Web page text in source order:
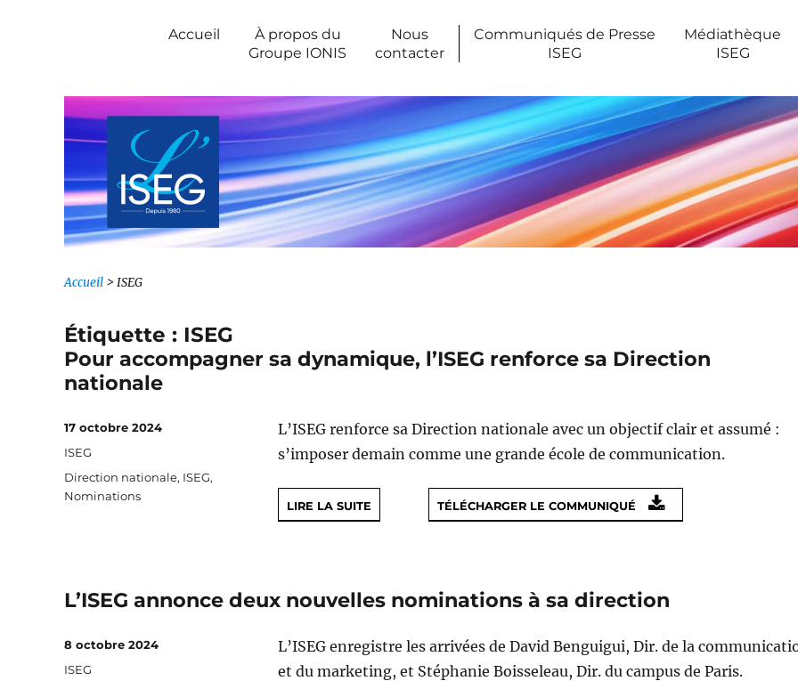
Accueil
À propos du
Groupe IONIS
Nous
contacter
Communiqués de Presse
ISEG
Médiathèque
ISEG
Accueil > ISEG
Étiquette : ISEG
Pour accompagner sa dynamique, l’ISEG renforce sa Direction
nationale
L’ISEG renforce sa Direction nationale avec un objectif clair et assumé :
s’imposer demain comme une grande école de communication.
LIRE LA SUITE TÉLÉCHARGER LE COMMUNIQUÉ
Publié
le
17 octobre 2024
Catégories
ISEG
Étiquettes
Direction nationale, ISEG,
Nominations
L’ISEG annonce deux nouvelles nominations à sa direction
L’ISEG enregistre les arrivées de David Benguigui, Dir. de la
et du marketing, et Stéphanie Boisseleau, Dir. du campus de Paris.
Publié
le
8 octobre 2024
Catégories
ISEG